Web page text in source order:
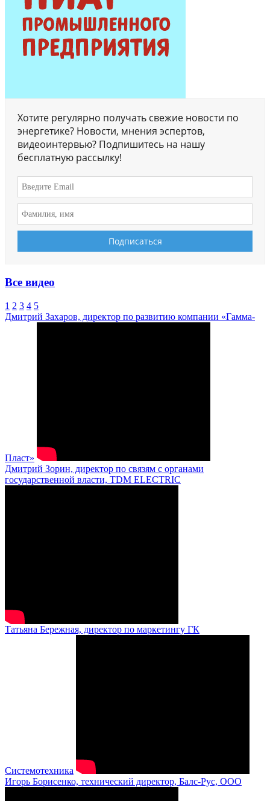
Хотите регулярно получать свежие новости по
энергетике? Новости, мнения эспертов,
видеоинтервью? Подпишитесь на нашу
бесплатную рассылку!
Все видео
1 2 3 4 5
Дмитрий Захаров, директор по развитию компании «Гамма-
Пласт»
Дмитрий Зорин, директор по связям с органами
государственной власти, TDM ELECTRIC
Татьяна Бережная, директор по маркетингу ГК
Системотехника
Игорь Борисенко, технический директор, Балс-Рус, ООО